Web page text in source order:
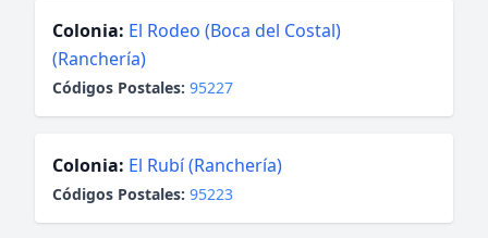
Colonia: El Rodeo (Boca del Costal)
(Ranchería)
Códigos Postales: 95227
Colonia: El Rubí (Ranchería)
Códigos Postales: 95223